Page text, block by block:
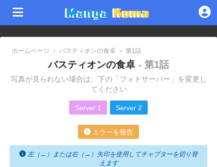
ホームページ › バスティオンの食卓 › 第1話
バスティオンの食卓 - 第1話
写真が見られない場合は、下の「フォトサーバー」を変更し
てください
Server 1 Server 2
エラーを報告
左（←）または右（→）矢印を使用してチャプターを切り替
えます